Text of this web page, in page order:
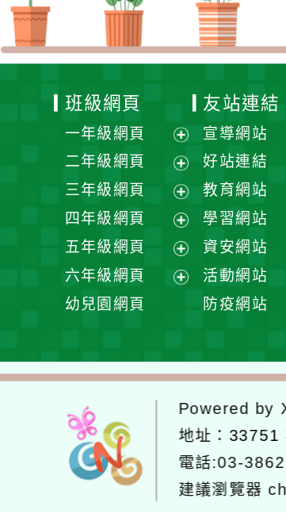
班級網頁
一年級網頁
展
開
選
單
二年級網頁
展
選
單
三年級網頁
展
選
單
四年級網頁
展
選
五年級網頁
展
開
六年級網頁
單
幼兒園網頁
友站連結
宣導網站
好站連結
教育網站
學習網站
資安網站
活動網站
防疫網站
Powered by
地址： 33751
電話:03-
建議瀏覽器